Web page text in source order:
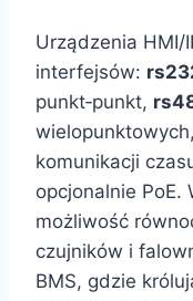
Urządzenia HMI/
interfejsów:
punkt‑punkt,
komunikacji
opcjonalnie PoE.
możliwość
czujników i
BMS, gdzie